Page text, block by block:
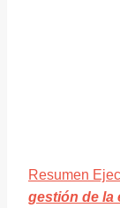
Resumen
gestión de la